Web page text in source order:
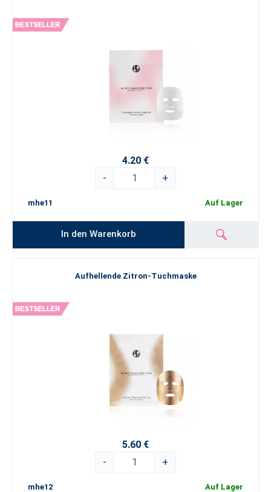
4.20 €
-
+
mhe11 Auf Lager
In den Warenkorb
Aufhellende Zitron-Tuchmaske
5.60 €
-
+
mhe12 Auf Lager